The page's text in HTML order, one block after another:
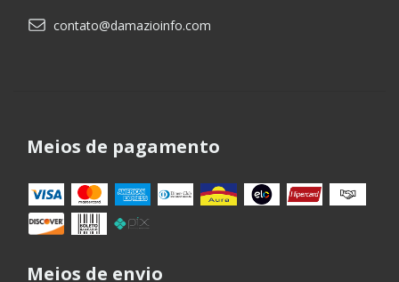
contato@damazioinfo.com
Meios de pagamento
Meios de envio